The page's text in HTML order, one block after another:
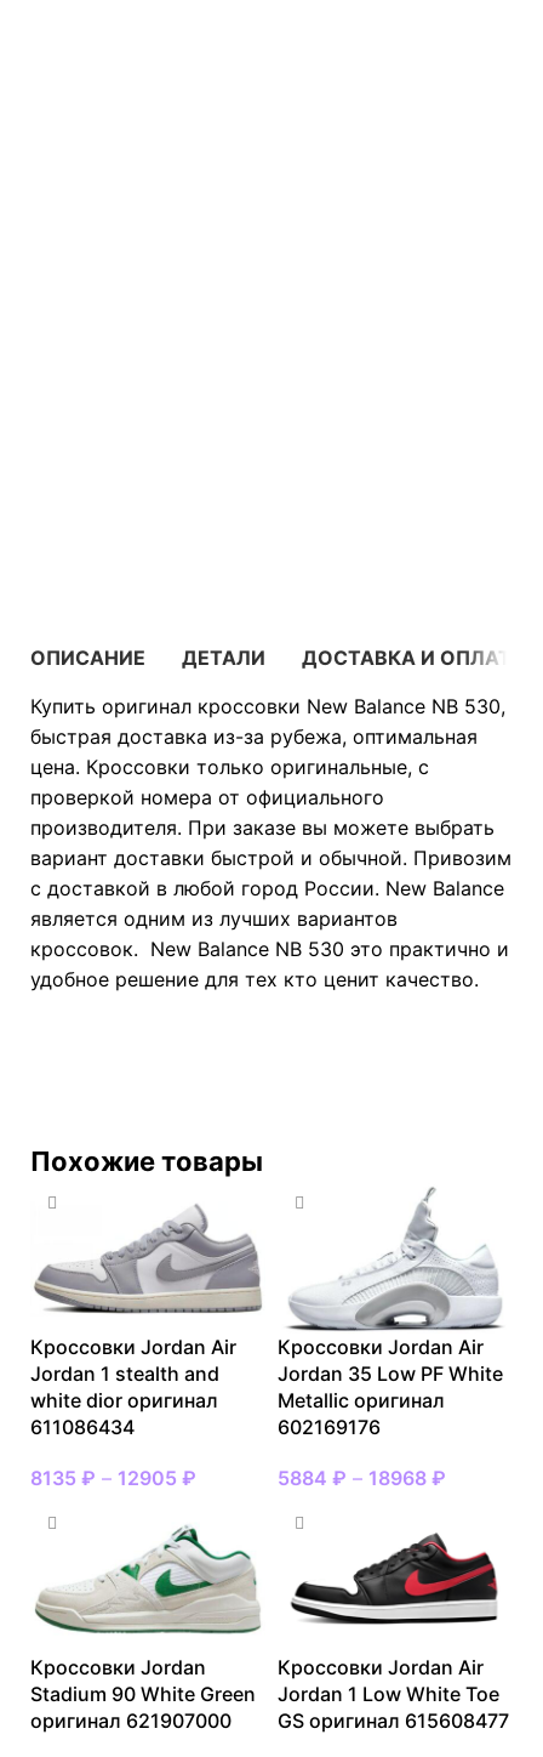
ОПИСАНИЕ ДЕТАЛИ
ДОСТАВКА И ОПЛАТА
Купить оригинал кроссовки New Balance NB 530,
быстрая доставка из-за рубежа, оптимальная
цена. Кроссовки только оригинальные, с
проверкой номера от официального
производителя. При заказе вы можете выбрать
вариант доставки быстрой и обычной. Привозим
с доставкой в любой город России. New Balance
является одним из лучших вариантов
кроссовок. New Balance NB 530 это практично и
удобное решение для тех кто ценит качество.
Похожие товары
Кроссовки Jordan Air
Jordan 1 stealth and
white dior оригинал
611086434
8135 ₽ – 12905 ₽
Кроссовки Jordan Air
Jordan 35 Low PF White
Metallic оригинал
602169176
5884 ₽ – 18968 ₽
Кроссовки Jordan
Stadium 90 White Green
оригинал 621907000
Кроссовки Jordan Air
Jordan 1 Low White Toe
GS оригинал 615608477